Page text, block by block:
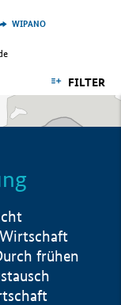
WIPANO
FILTER
frühen